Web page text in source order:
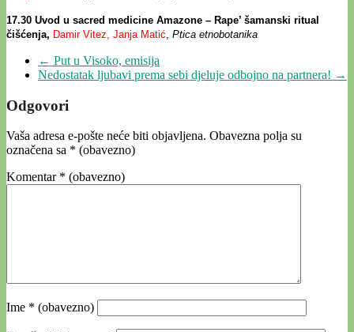
17.30 Uvod u sacred medicine Amazone – Rape’ šamanski ritual
čišćenja, Damir Vitez, Janja Matić Ptica etnobotanika
← Put u Visoko, emisija
Nedostatak ljubavi prema sebi djeluje odbojno na partnera! →
Odgovori
Vaša adresa e-pošte neće biti objavljena. Obavezna polja su
označena sa * (obavezno)
Komentar * (obavezno)
Ime * (obavezno)